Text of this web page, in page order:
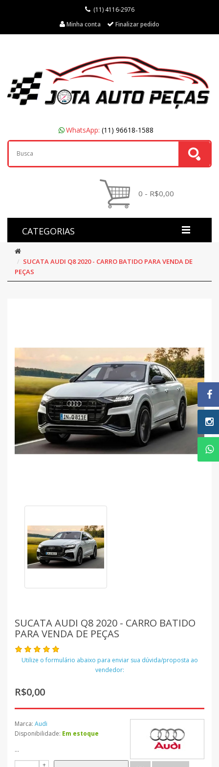
(11) 4116-2976
Minha conta
Finalizar pedido
WhatsApp: (11) 96618-1588
0 - R$0,00
CATEGORIAS
SUCATA AUDI Q8 2020 - CARRO BATIDO PARA VENDA DE
PEÇAS
SUCATA AUDI Q8 2020 - CARRO BATIDO
PARA VENDA DE PEÇAS
Utilize o formulário abaixo para enviar sua dúvida/proposta ao
vendedor:
R$0,00
Marca: Audi
Disponibilidade: Em estoque
...